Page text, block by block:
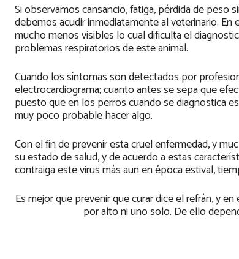
Si observamos cansancio, fatiga, pérdida de peso
debemos acudir inmediatamente al veterinario.
mucho menos visibles lo cual dificulta el
problemas respiratorios de este animal.
Cuando los síntomas son detectados por
electrocardiograma; cuanto antes se sepa que
puesto que en los perros cuando se diagnostica
muy poco probable hacer algo.
Con el fin de prevenir esta cruel enfermedad, y
su estado de salud, y de acuerdo a estas
contraiga este virus más aun en época estival,
Es mejor que prevenir que curar dice el refrán, y
por alto ni uno solo. De ello